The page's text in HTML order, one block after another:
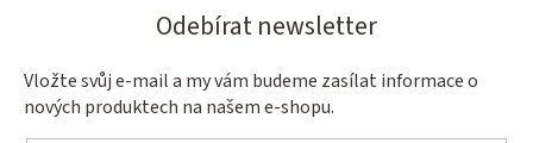
v
p
i
Odebírat newsletter
Vložte svůj e-mail a my vám budeme zasílat informace o
nových produktech na našem e-shopu.